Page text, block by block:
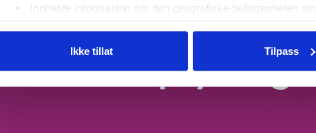
Innhente informasjon om den geografiske beliggenheten
Du kan hele tiden endre eller trekke tilbake ditt samtykke fra
Vi bruker cookies for å analysere trafikken vår, levere sosiale
Ikke tillat Tilpass
We are
help you